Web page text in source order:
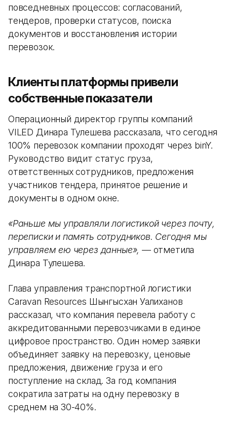
повседневных процессов: согласований,
тендеров, проверки статусов, поиска
документов и восстановления истории
перевозок.
Клиенты платформы привели
собственные показатели
Операционный директор группы компаний
VILED Динара Тулешева рассказала, что сегодня
100% перевозок компании проходят через binY.
Руководство видит статус груза,
ответственных сотрудников, предложения
участников тендера, принятое решение и
документы в одном окне.
«Раньше мы управляли логистикой через почту,
переписки и память сотрудников. Сегодня мы
управляем ею через данные», — отметила
Динара Тулешева.
Глава управления транспортной логистики
Caravan Resources Шынгысхан Уалиханов
рассказал, что компания перевела работу с
аккредитованными перевозчиками в единое
цифровое пространство. Один номер заявки
объединяет заявку на перевозку, ценовые
предложения, движение груза и его
поступление на склад. За год компания
сократила затраты на одну перевозку в
среднем на 30-40%.